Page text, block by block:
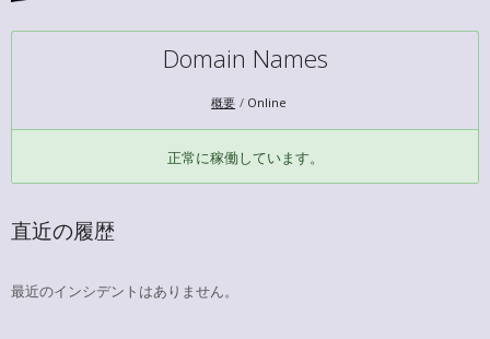
Domain Names
概要 Online
正常に稼働しています。
直近の履歴
最近のインシデントはありません。